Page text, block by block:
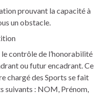
prouvant la capacité à
un obstacle.
contrôle de l’honorabilité
ou futur encadrant. Ce
chargé des Sports se fait
suivants : NOM, Prénom,